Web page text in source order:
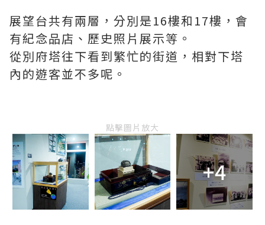
展望台共有兩層，分別是16樓和17樓，會
有紀念品店、歷史照片展示等。
從別府塔往下看到繁忙的街道，相對下塔
內的遊客並不多呢。
點擊圖片放大
+4